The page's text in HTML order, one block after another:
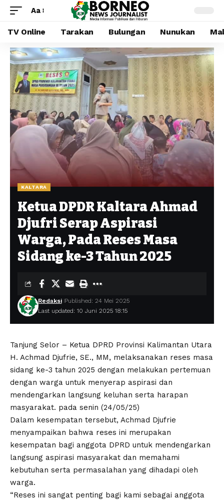
Aa
TV Online Tarakan Bulungan Nunukan
KALTARA
Ketua DPDR Kaltara Ahmad
Djufri Serap Aspirasi
Warga, Pada Reses Masa
Sidang ke-3 Tahun 2025
Last updated: 10 Juni 2025 18:15
Redaksi Published: 24 Mei 2025
Tanjung Selor – Ketua DPRD Provinsi Kalimantan Utara
H. Achmad Djufrie, SE., MM, melaksanakan reses masa
sidang ke-3 tahun 2025 dengan melakukan pertemuan
dengan warga untuk menyerap aspirasi dan
mendengarkan langsung keluhan serta harapan
masyarakat. pada senin (24/05/25)
Dalam kesempatan tersebut, Achmad Djufrie
menyampaikan bahwa reses ini merupakan
kesempatan bagi anggota DPRD untuk mendengarkan
langsung aspirasi masyarakat dan memahami
kebutuhan serta permasalahan yang dihadapi oleh
warga.
“Reses ini sangat penting bagi kami sebagai anggota